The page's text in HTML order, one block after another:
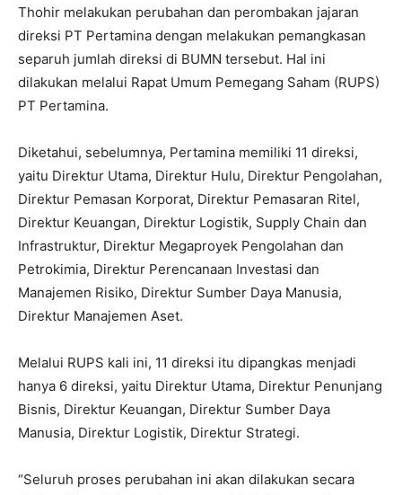
Thohir melakukan perubahan dan perombakan jajaran
direksi PT Pertamina dengan melakukan pemangkasan
separuh jumlah direksi di BUMN tersebut. Hal ini
dilakukan melalui Rapat Umum Pemegang Saham (RUPS)
PT Pertamina.
Diketahui, sebelumnya, Pertamina memiliki 11 direksi,
yaitu Direktur Utama, Direktur Hulu, Direktur Pengolahan,
Direktur Pemasan Korporat, Direktur Pemasaran Ritel,
Direktur Keuangan, Direktur Logistik, Supply Chain dan
Infrastruktur, Direktur Megaproyek Pengolahan dan
Petrokimia, Direktur Perencanaan Investasi dan
Manajemen Risiko, Direktur Sumber Daya Manusia,
Direktur Manajemen Aset.
Melalui RUPS kali ini, 11 direksi itu dipangkas menjadi
hanya 6 direksi, yaitu Direktur Utama, Direktur Penunjang
Bisnis, Direktur Keuangan, Direktur Sumber Daya
Manusia, Direktur Logistik, Direktur Strategi.
“Seluruh proses perubahan ini akan dilakukan secara